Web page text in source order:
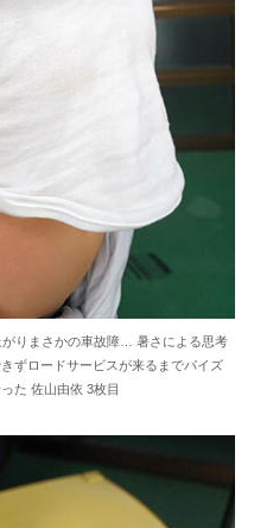
がりまさかの車故障… 暑さによる思考
ずロードサービスが来るまでパイズ
た 佐山由依 3枚目